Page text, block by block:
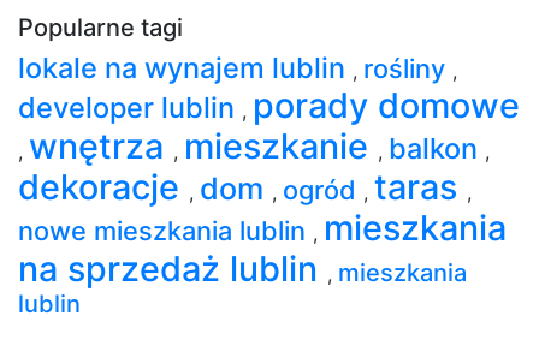
Popularne tagi
lokale na wynajem lublin , rośliny ,
developer lublin , porady domowe
, wnętrza , mieszkanie , balkon ,
dekoracje , dom , ogród , taras ,
nowe mieszkania lublin , mieszkania
na sprzedaż lublin , mieszkania
lublin